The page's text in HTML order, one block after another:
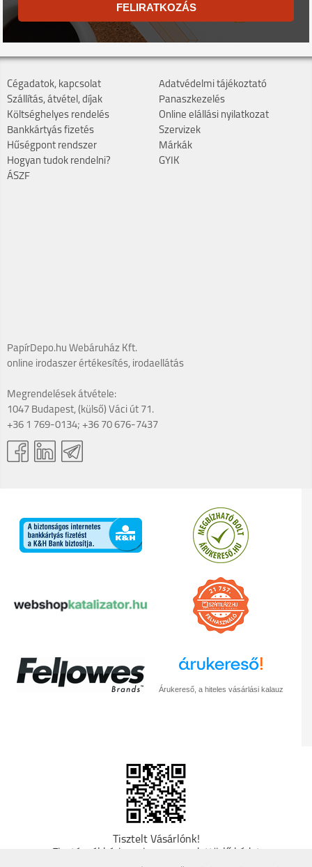
FELIRATKOZÁS
Cégadatok, kapcsolat
Szállítás, átvétel, díjak
Költséghelyes rendelés
Bankkártyás fizetés
Hűségpont rendszer
Hogyan tudok rendelni?
ÁSZF
Adatvédelmi tájékoztató
Panaszkezelés
Online elállási nyilatkozat
Szervizek
Márkák
GYIK
PapírDepo.hu Webáruház Kft.
online irodaszer értékesítés, irodaellátás
Megrendelések átvétele:
1047 Budapest, (külső) Váci út 71.
+36 1 769-0134; +36 70 676-7437
Árukereső, a hiteles vásárlási kalauz
Tisztelt Vásárlónk!
Fizetésnél kérje az ingyenes adattörlő kódot